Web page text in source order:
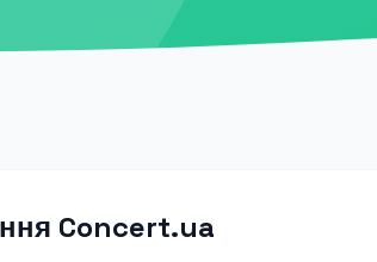
Concert.ua